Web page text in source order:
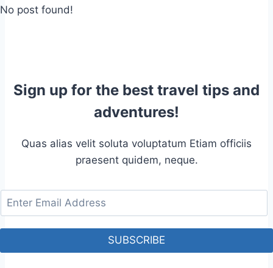
No post found!
Sign up for the best travel tips and
adventures!
Quas alias velit soluta voluptatum Etiam officiis
praesent quidem, neque.
SUBSCRIBE